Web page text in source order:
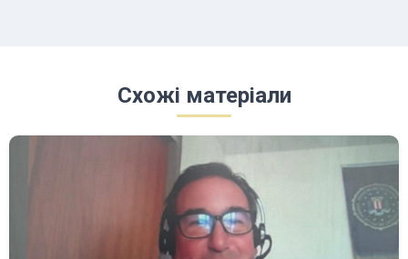
Схожі матеріали